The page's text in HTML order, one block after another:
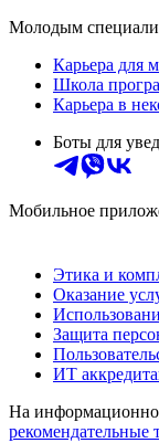
Молодым
Карьера для
Школа
Карьера в
Боты для
Мобильное
Этика и
Оказание
Защита
ИТ
На
рекомендательные